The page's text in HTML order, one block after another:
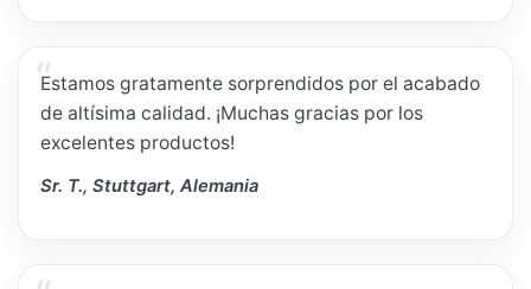
Estamos gratamente sorprendidos por el acabado
de altísima calidad. ¡Muchas gracias por los
excelentes productos!
Sr. T., Stuttgart, Alemania